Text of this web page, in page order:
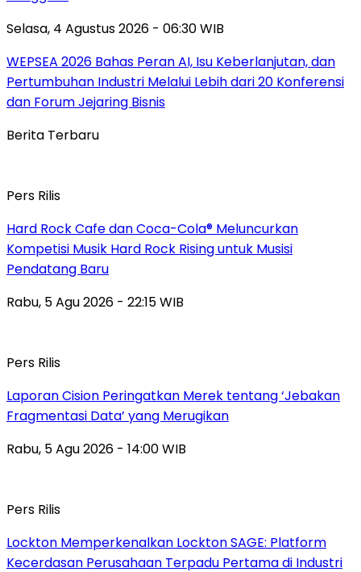
Selasa, 4 Agustus 2026 - 06:30 WIB
WEPSEA 2026 Bahas Peran AI, Isu Keberlanjutan, dan
Pertumbuhan Industri Melalui Lebih dari 20 Konferensi
dan Forum Jejaring Bisnis
Berita Terbaru
Pers Rilis
Hard Rock Cafe dan Coca-Cola® Meluncurkan
Kompetisi Musik Hard Rock Rising untuk Musisi
Pendatang Baru
Rabu, 5 Agu 2026 - 22:15 WIB
Pers Rilis
Laporan Cision Peringatkan Merek tentang ‘Jebakan
Fragmentasi Data’ yang Merugikan
Rabu, 5 Agu 2026 - 14:00 WIB
Pers Rilis
Lockton Memperkenalkan Lockton SAGE: Platform
Kecerdasan Perusahaan Terpadu Pertama di Industri